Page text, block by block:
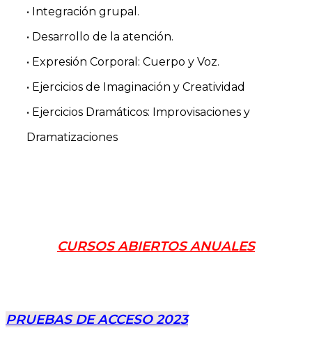
• Integración grupal.
• Desarrollo de la atención.
• Expresión Corporal: Cuerpo y Voz.
• Ejercicios de Imaginación y Creatividad
• Ejercicios Dramáticos: Improvisaciones y
Dramatizaciones
CURSOS ABIERTOS ANUALES
PRUEBAS DE ACCESO 2023